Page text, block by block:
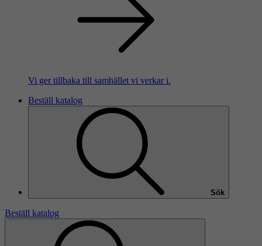
Vi ger tillbaka till samhället vi verkar i.
Beställ katalog
Sök
Beställ katalog